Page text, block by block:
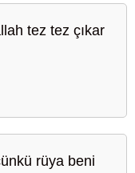
tez tez çıkar
rüya beni